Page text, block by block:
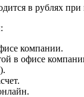
в рублях
компании.
в офисе